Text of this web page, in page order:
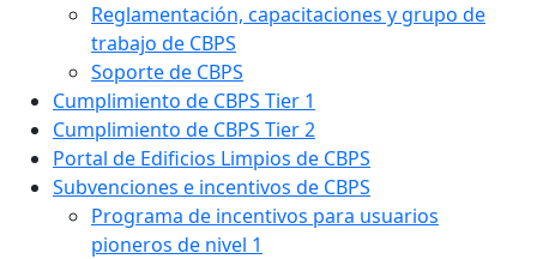
Reglamentación, capacitaciones y grupo de
trabajo de CBPS
Soporte de CBPS
Cumplimiento de CBPS Tier 1
Cumplimiento de CBPS Tier 2
Portal de Edificios Limpios de CBPS
Subvenciones e incentivos de CBPS
Programa de incentivos para usuarios
pioneros de nivel 1